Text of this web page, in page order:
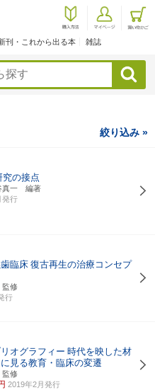
刊・これから出る本 雑誌
検索
絞り込み »
究の接点
真一 編著
発行
臨床 復古再生の治療コンセプ
修
行
オグラフィー 時代を映した材
見る教育・臨床の変遷
修
2019年2月発行